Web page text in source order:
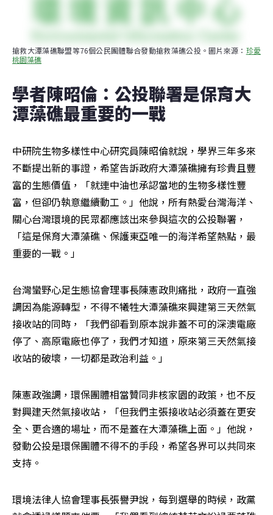
搶救大潭藻礁聯盟等76個公民團體聯合發動搶救藻礁公投。圖片來源： 珍愛
桃園藻礁
學者陳昭倫：公投聯署是保育大
潭藻礁最重要的一戰
中研院生物多樣性中心研究員陳昭倫就說，學界三年多來
不斷提出新的事證，希望告訴政府大潭藻礁擁有珍貴且豐
富的生態價值，「就連中油也承認當地的生物多樣性豐
富，但卻仍執意繼續動工。」他說，所有熱愛台灣海洋、
關心台灣環境的民眾都應該出來參與這次的公投聯署，
「這是保育大潭藻礁、保護東亞唯一的海洋希望熱點，最
重要的一戰。」
台灣蠻野心足生態協會理事長陳憲政則痛批，政府一直強
調因為能源轉型，不得不犧牲大潭藻礁來興建第三天然氣
接收站的同時，「我們卻看到原本說非蓋不可的深澳電廠
停了、高原電廠也停了，我們才知道，原來第三天然氣接
收站的破壞，一切都是政治利益。」
陳憲政強調，環保團體相當贊同非核家園的政策，也不反
對興建天然氣接收站，「但我們主張接收站必須蓋在更安
全、更合適的場址，而不是蓋在大潭藻礁上面。」他說，
發動公投是環保團體不得不的手段，希望各界可以共同來
支持。
環境法律人協會理事長張譽尹說，每到選舉的時候，政黨